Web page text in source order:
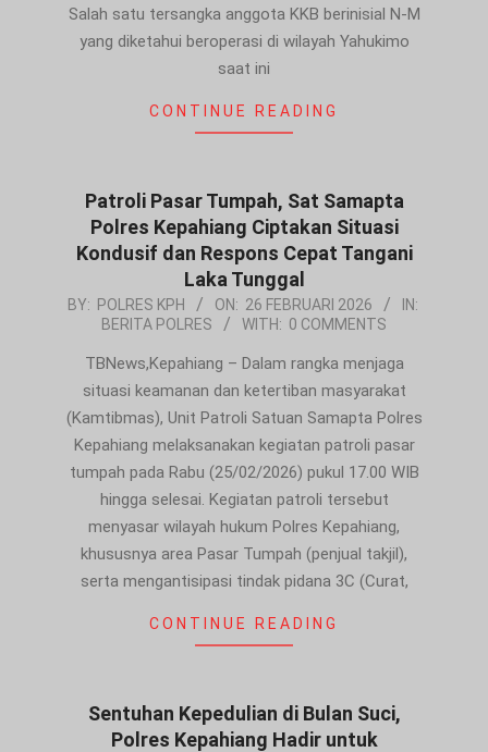
Salah satu tersangka anggota KKB berinisial N-M
yang diketahui beroperasi di wilayah Yahukimo
saat ini
CONTINUE READING
Patroli Pasar Tumpah, Sat Samapta
Polres Kepahiang Ciptakan Situasi
Kondusif dan Respons Cepat Tangani
Laka Tunggal
2026-
BY: POLRES KPH ON: 26 FEBRUARI 2026
IN:
BERITA POLRES
WITH: 0 COMMENTS
TBNews,Kepahiang – Dalam rangka menjaga
situasi keamanan dan ketertiban masyarakat
(Kamtibmas), Unit Patroli Satuan Samapta Polres
Kepahiang melaksanakan kegiatan patroli pasar
tumpah pada Rabu (25/02/2026) pukul 17.00 WIB
hingga selesai. Kegiatan patroli tersebut
menyasar wilayah hukum Polres Kepahiang,
khususnya area Pasar Tumpah (penjual takjil),
serta mengantisipasi tindak pidana 3C (Curat,
CONTINUE READING
Sentuhan Kepedulian di Bulan Suci,
Polres Kepahiang Hadir untuk